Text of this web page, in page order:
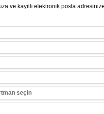
ve kayıtlı elektronik posta